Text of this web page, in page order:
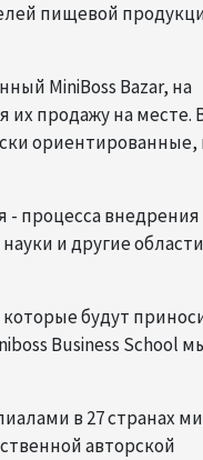
пищевой
MiniBoss Bazar, на
их продажу на месте.
ориентированные,
процесса
и другие
будут
Business School
в 27 странах
авторской